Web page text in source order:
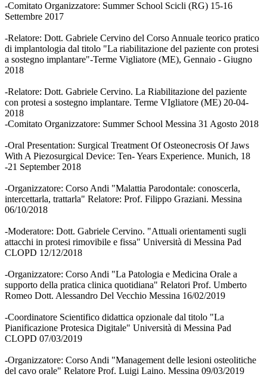
-Comitato Organizzatore: Summer School Scicli (RG) 15-16
Settembre 2017
-Relatore: Dott. Gabriele Cervino del Corso Annuale teorico pratico
di implantologia dal titolo "La riabilitazione del paziente con protesi
a sostegno implantare"-Terme Vigliatore (ME), Gennaio - Giugno
2018
-Relatore: Dott. Gabriele Cervino. La Riabilitazione del paziente
con protesi a sostegno implantare. Terme VIgliatore (ME) 20-04-
2018
-Comitato Organizzatore: Summer School Messina 31 Agosto 2018
-Oral Presentation: Surgical Treatment Of Osteonecrosis Of Jaws
With A Piezosurgical Device: Ten- Years Experience. Munich, 18
-21 September 2018
-Organizzatore: Corso Andi "Malattia Parodontale: conoscerla,
intercettarla, trattarla" Relatore: Prof. Filippo Graziani. Messina
06/10/2018
-Moderatore: Dott. Gabriele Cervino. "Attuali orientamenti sugli
attacchi in protesi rimovibile e fissa" Università di Messina Pad
CLOPD 12/12/2018
-Organizzatore: Corso Andi "La Patologia e Medicina Orale a
supporto della pratica clinica quotidiana" Relatori Prof. Umberto
Romeo Dott. Alessandro Del Vecchio Messina 16/02/2019
-Coordinatore Scientifico didattica opzionale dal titolo "La
Pianificazione Protesica Digitale" Università di Messina Pad
CLOPD 07/03/2019
-Organizzatore: Corso Andi "Management delle lesioni osteolitiche
del cavo orale" Relatore Prof. Luigi Laino. Messina 09/03/2019